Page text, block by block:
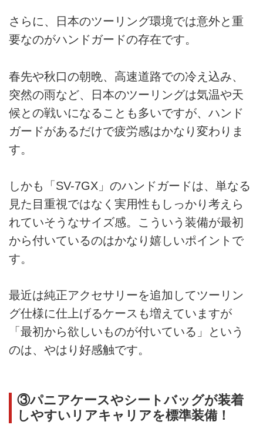
さらに、日本のツーリング環境では意外と重
要なのがハンドガードの存在です。
春先や秋口の朝晩、高速道路での冷え込み、
突然の雨など、日本のツーリングは気温や天
候との戦いになることも多いですが、ハンド
ガードがあるだけで疲労感はかなり変わりま
す。
しかも「SV-7GX」のハンドガードは、単なる
見た目重視ではなく実用性もしっかり考えら
れていそうなサイズ感。こういう装備が最初
から付いているのはかなり嬉しいポイントで
す。
最近は純正アクセサリーを追加してツーリン
グ仕様に仕上げるケースも増えていますが
「最初から欲しいものが付いている」という
のは、やはり好感触です。
③パニアケースやシートバッグが装着
しやすいリアキャリアを標準装備！